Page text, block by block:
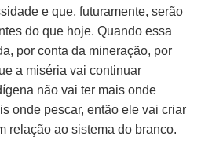
e que, futuramente, serão
do que hoje. Quando essa
por conta da mineração, por
a miséria vai continuar
não vai ter mais onde
onde pescar, então ele vai criar
relação ao sistema do branco.